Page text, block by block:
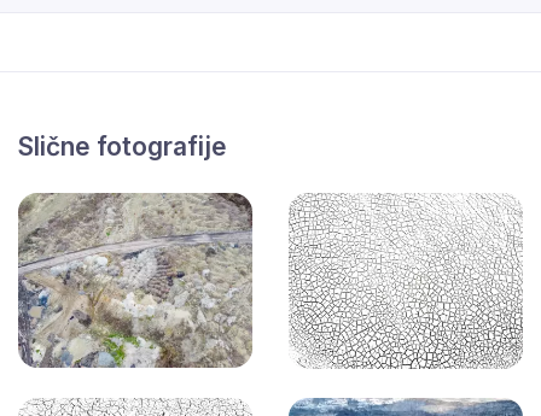
Slične fotografije